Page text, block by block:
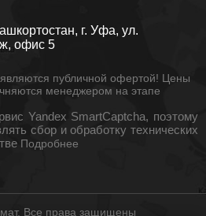
, г. Уфа, ул.
офис 5
публичной офертой! Цены
менеджером на этапе
Yandex SmartCaptcha, поэтому
сбор и обработку технических
Подробнее
Все права защищены